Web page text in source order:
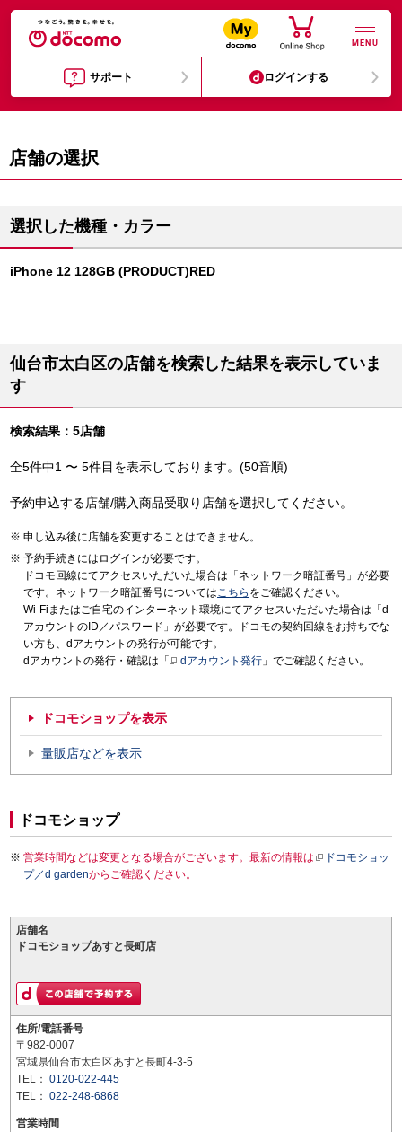
MENU
サポート ログインする
店舗の選択
選択した機種・カラー
iPhone 12 128GB (PRODUCT)RED
仙台市太白区の店舗を検索した結果を表示していま
す
検索結果：5店舗
全5件中1 〜 5件目を表示しております。(50音順)
予約申込する店舗/購入商品受取り店舗を選択してください。
申し込み後に店舗を変更することはできません。
予約手続きにはログインが必要です。
ドコモ回線にてアクセスいただいた場合は「ネットワーク暗証番号」が必要
です。ネットワーク暗証番号についてはこちら をご確認ください。
Wi-Fiまたはご自宅のインターネット環境にてアクセスいただいた場合は「d
アカウントのID／パスワード」が必要です。ドコモの契約回線をお持ちでな
い方も、dアカウントの発行が可能です。
dアカウントの発行・確認は「
dアカウント発行 」でご確認ください。
ドコモショップを表示
量販店などを表示
ドコモショップ
営業時間などは変更となる場合がございます。最新の情報は
ドコモショッ
プ／d gardenからご確認ください。
店舗名
ドコモショップあすと長町店
住所/電話番号
〒982-0007
宮城県仙台市太白区あすと長町4-3-5
TEL： 0120-022-445
TEL： 022-248-6868
営業時間